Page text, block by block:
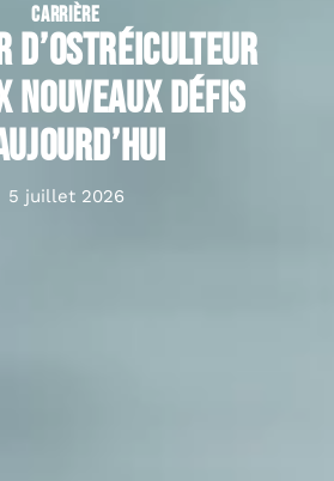
CARRIÈRE
d’ostréiculteur
nouveaux défis
5 juillet 2026